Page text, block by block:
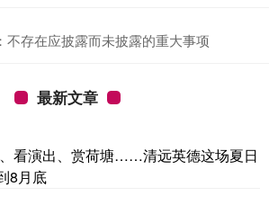
不存在应披露而未披露的重大事项
最新文章
看演出、赏荷塘……清远英德这场夏日
8月底